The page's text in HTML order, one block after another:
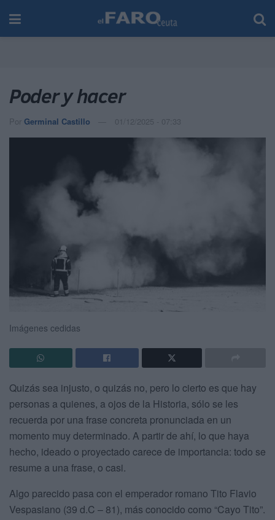
Poder y hacer
Por Germinal Castillo 01/12/2025 - 07:33
Imágenes cedidas
Quizás sea injusto, o quizás no, pero lo cierto es que hay
personas a quienes, a ojos de la Historia, sólo se les
recuerda por una frase concreta pronunciada en un
momento muy determinado. A partir de ahí, lo que haya
hecho, ideado o proyectado carece de importancia: todo se
resume a una frase, o casi.
Algo parecido pasa con el emperador romano Tito Flavio
Vespasiano (39 d.C – 81), más conocido como “Cayo Tito”.